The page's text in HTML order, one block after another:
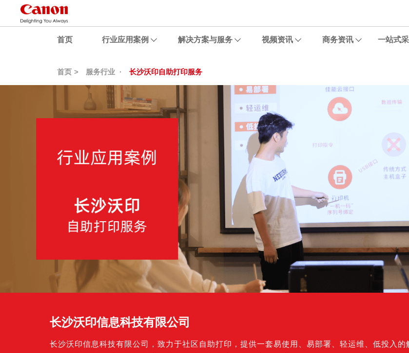
首页 行业应用案例
茶叶一站式包装应用
包装设计与打样效果直接呈现
文化创意公司多样化输出
专业展览级输出工作室
照相亭影像采集应用
定制化智能专业自拍机
某节目复杂场景高清拍摄
电视台应对恶劣气候全面高清拍摄
某亚运会多场地高清拍摄
昆明某摄影工作室兼容多样化幅面
高精度人体3D建模系统解决方案
人员信息一体化采集系统解决方案
某影视公司高清移动拍摄与转播
温州某旅行社打印应用
咖啡店创意打印应用
“佳直播”播客视频化专业录播室应用
中小企业办公应用案例
佳直播X匡威直播间改造应用
喵小匠便利店共享打印
手绘馆打印应用
“佳定制”精准打印专属解决方案
长沙沃印自助打印服务
某大会高品质打印与服务
百步印社社区24小时自助打印
某社区便利店
室内设计公司及房地产中介
某设计院数码出图与设备
医疗制造企业特殊纸打印应
某连锁体检中心“打印池”
精细化人像皮肤拍摄应用
智能体测仪输出应用
口腔医院牙片输出应用
佳能携手荣威医疗助力医用
上海国民健康小康助手机
国内某三甲医院
解决方案与服务 视频资讯 商务资讯 一站式
首页 服务行业 长沙沃印自助打印服务
长沙沃印信息科技有限公司
长沙沃印信息科技有限公司，致力于社区自助打印，提供一套易使用、易部署、轻运维、低投入